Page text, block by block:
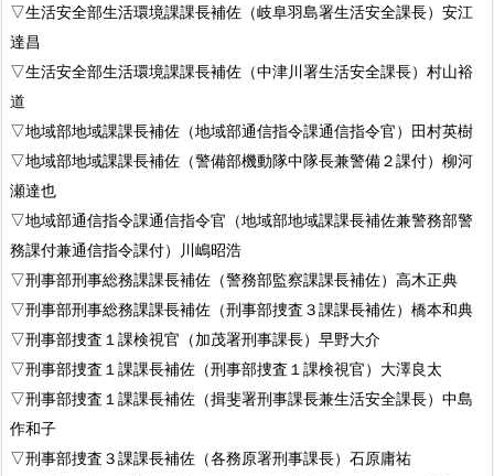
▽生活安全部生活環境課課長補佐（岐阜羽島署生活安全課長）安江
達昌
▽生活安全部生活環境課課長補佐（中津川署生活安全課長）村山裕
道
▽地域部地域課課長補佐（地域部通信指令課通信指令官）田村英樹
▽地域部地域課課長補佐（警備部機動隊中隊長兼警備２課付）柳河
瀬達也
▽地域部通信指令課通信指令官（地域部地域課課長補佐兼警務部警
務課付兼通信指令課付）川嶋昭浩
▽刑事部刑事総務課課長補佐（警務部監察課課長補佐）高木正典
▽刑事部刑事総務課課長補佐（刑事部捜査３課課長補佐）橋本和典
▽刑事部捜査１課検視官（加茂署刑事課長）早野大介
▽刑事部捜査１課課長補佐（刑事部捜査１課検視官）大澤良太
▽刑事部捜査１課課長補佐（揖斐署刑事課長兼生活安全課長）中島
作和子
▽刑事部捜査３課課長補佐（各務原署刑事課長）石原庸祐